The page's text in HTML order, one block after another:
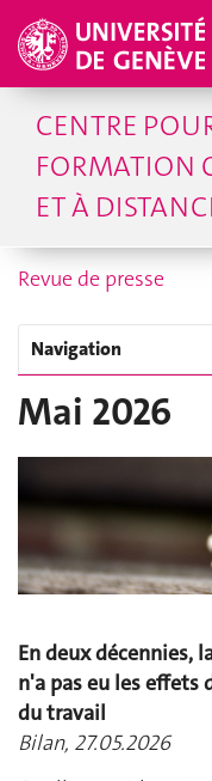
CENTRE
FORMATION
ET À
Revue de presse
Navigation
Mai 2026
En deux décennies,
n'a pas eu les effets
du travail
Bilan, 27.05.2026